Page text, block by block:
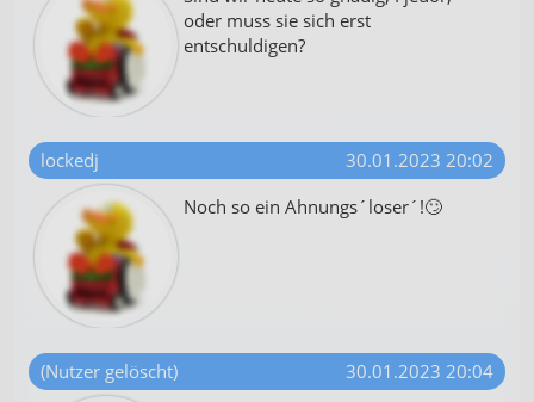
Entwicklung und Verbesserung der
Angebote
Verwendung reduzierter Daten zur Auswahl
von Inhalten
Verwendung genauer Standortdaten
Geräte anhand von aktiv angeforderten
Informationen identifizieren
Nicht-IAB-Verarbeitungszwecke:
Notwendig
Performance
oder muss sie sich erst
entschuldigen?
lockedj
30.01.2023 20:02
Noch so ein Ahnungs´loser´!🙄
(Nutzer gelöscht)
30.01.2023 20:04